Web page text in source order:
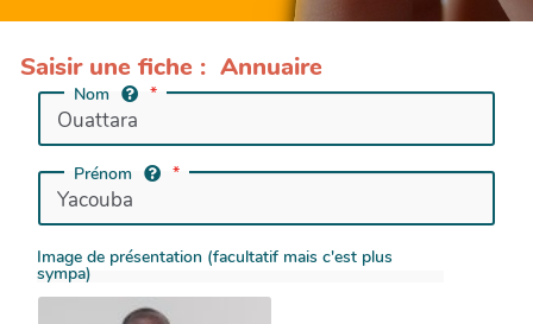
Saisir une fiche : Annuaire
Nom
Prénom
Image de présentation (facultatif mais c'est plus
sympa)